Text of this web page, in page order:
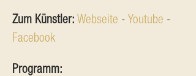
Zum Künstler: Webseite - Youtube -
Facebook
Programm: